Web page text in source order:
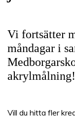
Vi fortsätter
måndagar i
akrylmålning!
Vill du hitta fler